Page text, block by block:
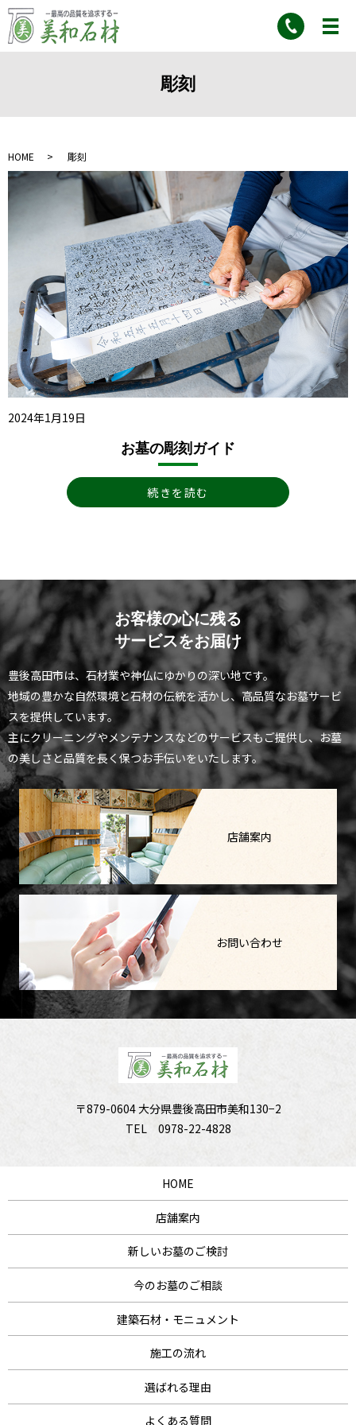
彫刻
HOME 彫刻
2024年1月19日
お墓の彫刻ガイド
続きを読む
お客様の心に残る
サービスをお届け
豊後高田市は、石材業や神仏にゆかりの深い地です。
地域の豊かな自然環境と石材の伝統を活かし、高品質なお墓サービ
スを提供しています。
主にクリーニングやメンテナンスなどのサービスもご提供し、お墓
の美しさと品質を長く保つお手伝いをいたします。
店舗案内
お問い合わせ
〒879-0604 大分県豊後高田市美和130−2
TEL 0978-22-4828
HOME
店舗案内
新しいお墓のご検討
今のお墓のご相談
建築石材・モニュメント
施工の流れ
選ばれる理由
よくある質問